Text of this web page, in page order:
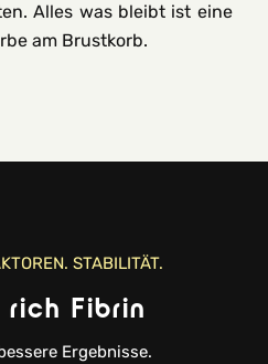
Alles was bleibt ist eine
am Brustkorb.
STABILITÄT.
Fibrin
Ergebnisse.